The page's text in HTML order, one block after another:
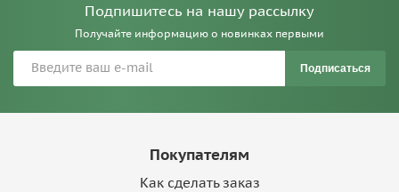
Подпишитесь на нашу рассылку
Получайте информацию о новинках первыми
Подписаться
Покупателям
Как сделать заказ